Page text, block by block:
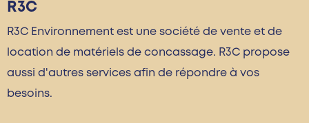
R3C
R3C Environnement est une société de vente et de
location de matériels de concassage. R3C propose
aussi d'autres services afin de répondre à vos
besoins.